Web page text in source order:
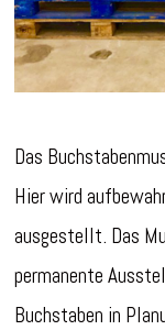
Das
Hier wird
ausgestellt. Das
permanente
Buchstaben in